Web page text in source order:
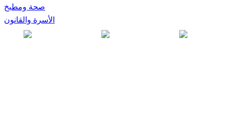
صحة ومطبخ
الأسرة والقانون